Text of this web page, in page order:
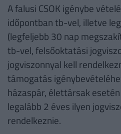
A falusi CSOK igénybe
időpontban tb-vel, illetve
(legfeljebb 30 nap
tb-vel, felsőoktatási
jogviszonnyal kell
támogatás
házaspár, élettársak
legalább 2 éves ilyen
rendelkeznie.